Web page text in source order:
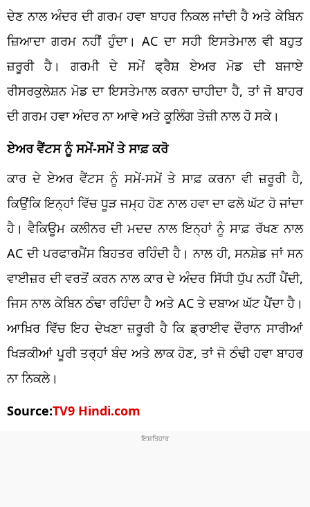
ਦੇਣ ਨਾਲ ਅੰਦਰ ਦੀ ਗਰਮ ਹਵਾ ਬਾਹਰ ਨਿਕਲ ਜਾਂਦੀ ਹੈ ਅਤੇ ਕੇਬਿਨ
ਜ਼ਿਆਦਾ ਗਰਮ ਨਹੀਂ ਹੁੰਦਾ। AC ਦਾ ਸਹੀ ਇਸਤੇਮਾਲ ਵੀ ਬਹੁਤ
ਜ਼ਰੂਰੀ ਹੈ। ਗਰਮੀ ਦੇ ਸਮੇਂ ਫ੍ਰੈਸ਼ ਏਅਰ ਮੋਡ ਦੀ ਬਜਾਏ
ਰੀਸਰਕੁਲੇਸ਼ਨ ਮੋਡ ਦਾ ਇਸਤੇਮਾਲ ਕਰਨਾ ਚਾਹੀਦਾ ਹੈ, ਤਾਂ ਜੋ ਬਾਹਰ
ਦੀ ਗਰਮ ਹਵਾ ਅੰਦਰ ਨਾ ਆਵੇ ਅਤੇ ਕੂਲਿੰਗ ਤੇਜ਼ੀ ਨਾਲ ਹੋ ਸਕੇ।
ਏਅਰ ਵੈਂਟਸ ਨੂੰ ਸਮੇਂ-ਸਮੇਂ ਤੇ ਸਾਫ਼ ਕਰੋ
ਕਾਰ ਦੇ ਏਅਰ ਵੈਂਟਸ ਨੂੰ ਸਮੇਂ-ਸਮੇਂ ਤੇ ਸਾਫ਼ ਕਰਨਾ ਵੀ ਜ਼ਰੂਰੀ ਹੈ,
ਕਿਉਂਕਿ ਇਨ੍ਹਾਂ ਵਿੱਚ ਧੂੜ ਜਮ੍ਹ ਹੋਣ ਨਾਲ ਹਵਾ ਦਾ ਫਲੋ ਘੱਟ ਹੋ ਜਾਂਦਾ
ਹੈ। ਵੈਕਿਊਮ ਕਲੀਨਰ ਦੀ ਮਦਦ ਨਾਲ ਇਨ੍ਹਾਂ ਨੂੰ ਸਾਫ਼ ਰੱਖਣ ਨਾਲ
AC ਦੀ ਪਰਫਾਰਮੈਂਸ ਬਿਹਤਰ ਰਹਿੰਦੀ ਹੈ। ਨਾਲ ਹੀ, ਸਨਸ਼ੇਡ ਜਾਂ ਸਨ
ਵਾਈਜ਼ਰ ਦੀ ਵਰਤੋਂ ਕਰਨ ਨਾਲ ਕਾਰ ਦੇ ਅੰਦਰ ਸਿੱਧੀ ਧੁੱਪ ਨਹੀਂ ਪੈਂਦੀ,
ਜਿਸ ਨਾਲ ਕੇਬਿਨ ਠੰਢਾ ਰਹਿੰਦਾ ਹੈ ਅਤੇ AC ਤੇ ਦਬਾਅ ਘੱਟ ਪੈਂਦਾ ਹੈ।
ਆਖ਼ਿਰ ਵਿੱਚ ਇਹ ਦੇਖਣਾ ਜ਼ਰੂਰੀ ਹੈ ਕਿ ਡ੍ਰਾਈਵ ਦੌਰਾਨ ਸਾਰੀਆਂ
ਖਿੜਕੀਆਂ ਪੂਰੀ ਤਰ੍ਹਾਂ ਬੰਦ ਅਤੇ ਲਾਕ ਹੋਣ, ਤਾਂ ਜੋ ਠੰਢੀ ਹਵਾ ਬਾਹਰ
ਨਾ ਨਿਕਲੇ।
Source:TV9 Hindi.com